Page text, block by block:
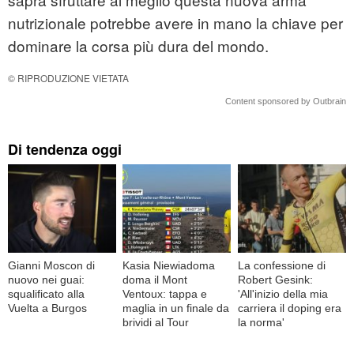
nutrizionale potrebbe avere in mano la chiave per
dominare la corsa più dura del mondo.
© RIPRODUZIONE VIETATA
Content sponsored by Outbrain
Di tendenza oggi
Gianni Moscon di
nuovo nei guai:
squalificato alla
Vuelta a Burgos
Kasia Niewiadoma
doma il Mont
Ventoux: tappa e
maglia in un finale da
brividi al Tour
La confessione di
Robert Gesink:
'All'inizio della mia
carriera il doping era
la norma'